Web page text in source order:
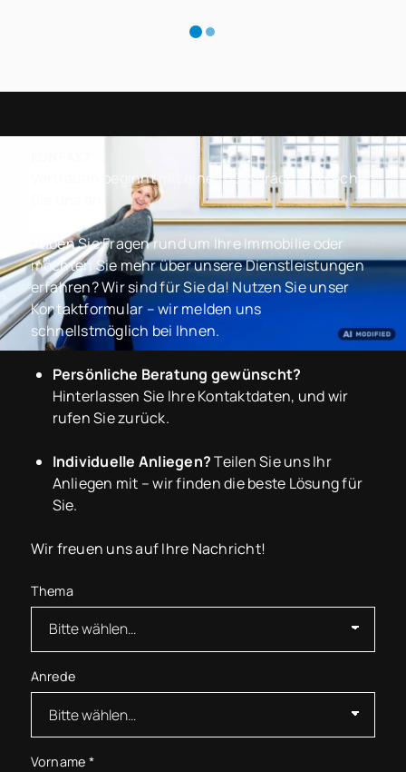
Vertrauen beginnt mit einem Gespräch – sprechen
Haben Sie Fragen rund um Ihre Immobilie oder
möchten Sie mehr über unsere Dienstleistungen
erfahren? Wir sind für Sie da! Nutzen Sie unser
Kontaktformular – wir melden uns
schnellstmöglich bei Ihnen.
Persönliche Beratung gewünscht?
Hinterlassen Sie Ihre Kontaktdaten, und wir
rufen Sie zurück.
Individuelle Anliegen?Teilen Sie uns Ihr
Anliegen mit – wir finden die beste Lösung für
Sie.
Wir freuen uns auf Ihre Nachricht!
Thema
Anrede
Vorname *